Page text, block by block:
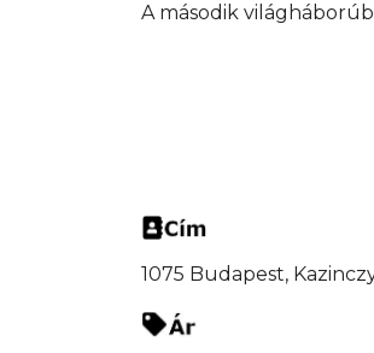
A második
1075 Budapest,